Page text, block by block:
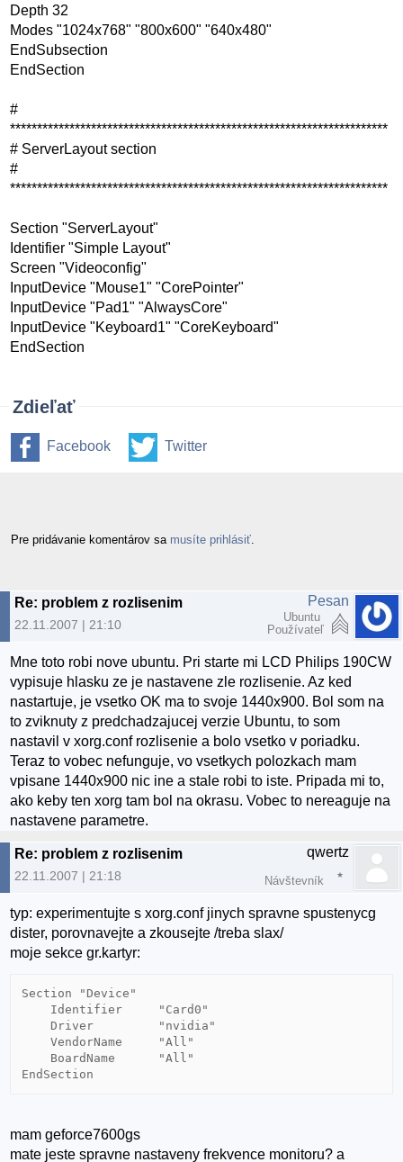
Depth 32
Modes "1024x768" "800x600" "640x480"
EndSubsection
EndSection
#
**********************************************************************
# ServerLayout section
#
**********************************************************************
Section "ServerLayout"
Identifier "Simple Layout"
Screen "Videoconfig"
InputDevice "Mouse1" "CorePointer"
InputDevice "Pad1" "AlwaysCore"
InputDevice "Keyboard1" "CoreKeyboard"
EndSection
Zdieľať
Facebook Twitter
Pre pridávanie komentárov sa musíte prihlásiť
Re: problem z rozlisenim
22.11.2007 | 21:10
Pesan
Ubuntu
Používateľ
Mne toto robi nove ubuntu. Pri starte mi LCD Philips 190CW
vypisuje hlasku ze je nastavene zle rozlisenie. Az ked
nastartuje, je vsetko OK ma to svoje 1440x900. Bol som na
to zviknuty z predchadzajucej verzie Ubuntu, to som
nastavil v xorg.conf rozlisenie a bolo vsetko v poriadku.
Teraz to vobec nefunguje, vo vsetkych polozkach mam
vpisane 1440x900 nic ine a stale robi to iste. Pripada mi to,
ako keby ten xorg tam bol na okrasu. Vobec to nereaguje na
nastavene parametre.
Re: problem z rozlisenim
22.11.2007 | 21:18
qwertz
Návštevník
typ: experimentujte s xorg.conf jinych spravne spustenycg
dister, porovnavejte a zkousejte /treba slax/
moje sekce gr.kartyr:
Section "Device"
    Identifier     "Card0"
    Driver         "nvidia"
    VendorName     "All"
    BoardName      "All"
EndSection
mam geforce7600gs
mate jeste spravne nastaveny frekvence monitoru? a